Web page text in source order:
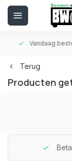
Vandaag besteld
Terug
Producten